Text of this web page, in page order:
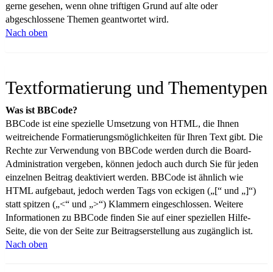
gerne gesehen, wenn ohne triftigen Grund auf alte oder
abgeschlossene Themen geantwortet wird.
Nach oben
Textformatierung und Thementypen
Was ist BBCode?
BBCode ist eine spezielle Umsetzung von HTML, die Ihnen
weitreichende Formatierungsmöglichkeiten für Ihren Text gibt. Die
Rechte zur Verwendung von BBCode werden durch die Board-
Administration vergeben, können jedoch auch durch Sie für jeden
einzelnen Beitrag deaktiviert werden. BBCode ist ähnlich wie
HTML aufgebaut, jedoch werden Tags von eckigen („[“ und „]“)
statt spitzen („<“ und „>“) Klammern eingeschlossen. Weitere
Informationen zu BBCode finden Sie auf einer speziellen Hilfe-
Seite, die von der Seite zur Beitragserstellung aus zugänglich ist.
Nach oben